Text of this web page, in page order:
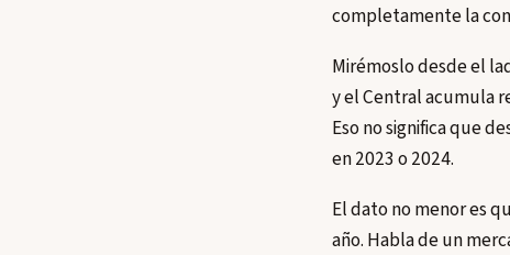
completamente la
Mirémoslo desde el
y el Central acumula
Eso no significa que
en 2023 o 2024.
El dato no menor es
año. Habla de un